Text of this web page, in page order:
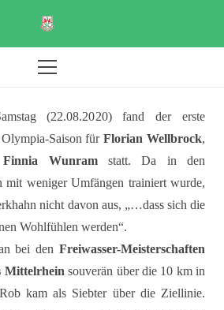
(22.08.2020) fand der erste
Saison fürFlorian Wellbrock,
Finnia Wunramstatt. Da in den
mit weniger Umfängen trainiert wurde,
nicht davon aus, „…dass sich die
Wohlfühlen werden“.
bei den Freiwasser-Meisterschaften
Mittelrhein souverän über die 10 km in
kam als Siebter über die Ziellinie.